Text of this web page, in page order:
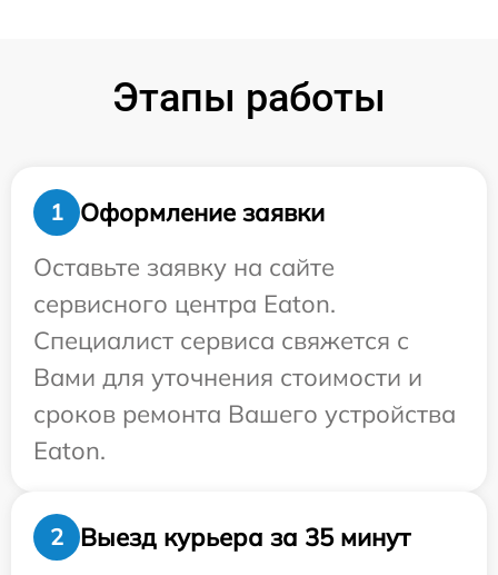
Этапы работы
1
Оформление заявки
Оставьте заявку на сайте
сервисного центра Eaton.
Специалист сервиса свяжется с
Вами для уточнения стоимости и
сроков ремонта Вашего устройства
Eaton.
2
Выезд курьера за 35 минут